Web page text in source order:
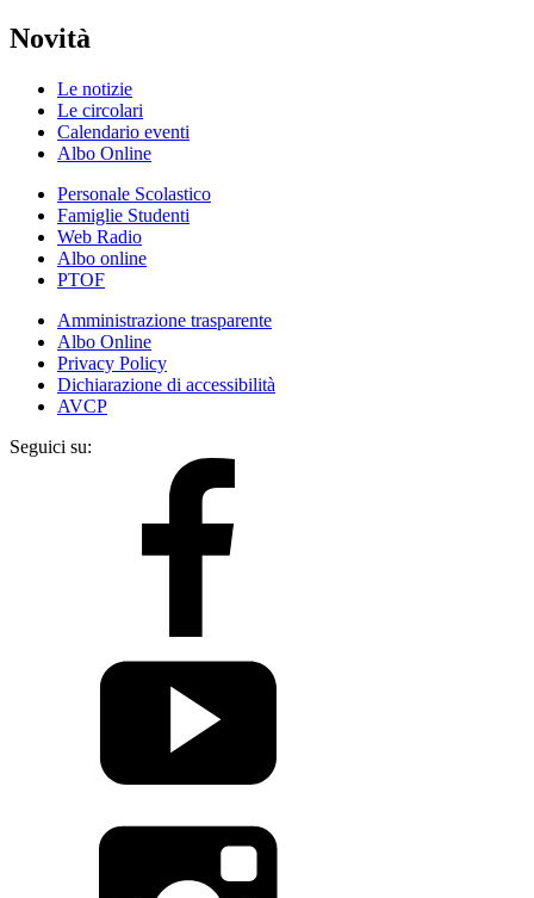
Novità
Le notizie
Le circolari
Calendario eventi
Albo Online
Personale Scolastico
Famiglie Studenti
Web Radio
Albo online
PTOF
Amministrazione trasparente
Albo Online
Privacy Policy
Dichiarazione di accessibilità
AVCP
Seguici su: